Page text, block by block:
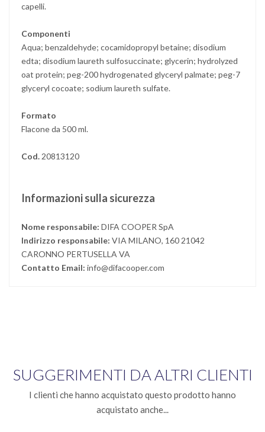
capelli.
Componenti
Aqua; benzaldehyde; cocamidopropyl betaine; disodium
edta; disodium laureth sulfosuccinate; glycerin; hydrolyzed
oat protein; peg-200 hydrogenated glyceryl palmate; peg-7
glyceryl cocoate; sodium laureth sulfate.
Formato
Flacone da 500 ml.
Cod. 20813120
Informazioni sulla sicurezza
Nome responsabile: DIFA COOPER SpA
Indirizzo responsabile: VIA MILANO, 160 21042
CARONNO PERTUSELLA VA
Contatto Email: info@difacooper.com
SUGGERIMENTI DA ALTRI CLIENTI
I clienti che hanno acquistato questo prodotto hanno
acquistato anche...